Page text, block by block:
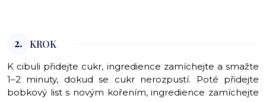
2. KROK
K cibuli přidejte cukr, ingredience zamíchejte a smažte
1–2 minuty, dokud se cukr nerozpustí. Poté přidejte
bobkový list s novým kořením, ingredience zamíchejte